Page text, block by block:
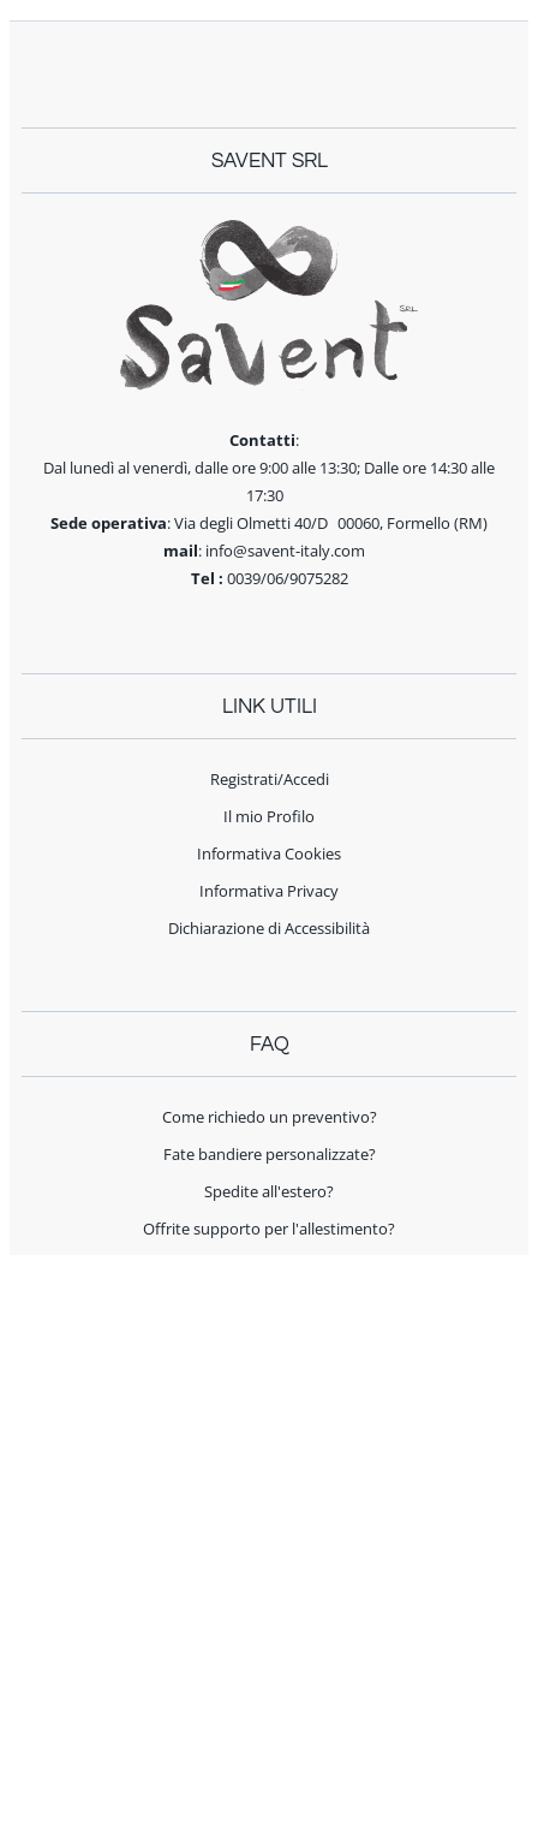
SAVENT SRL
Contatti:
Dal lunedì al venerdì, dalle ore 9:00 alle 13:30; Dalle ore 14:30 alle
17:30
Sede operativa: Via degli Olmetti 40/D 00060, Formello (RM)
mail: info@savent-italy.com
Tel : 0039/06/9075282
LINK UTILI
Registrati/Accedi
Il mio Profilo
Informativa Cookies
Informativa Privacy
Dichiarazione di Accessibilità
FAQ
Come richiedo un preventivo?
Fate bandiere personalizzate?
Spedite all'estero?
Offrite supporto per l'allestimento?